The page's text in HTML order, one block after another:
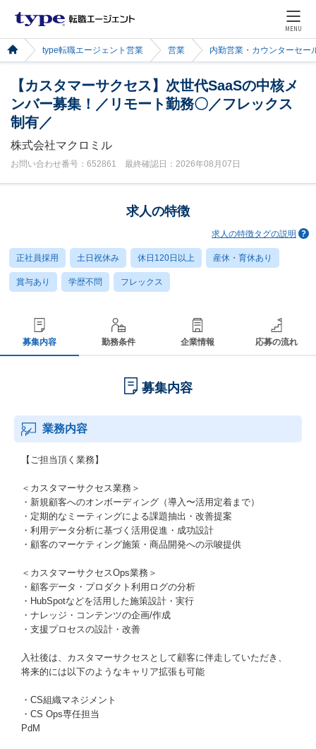
MENU
type転職エージェント営業 営業 内勤営業・カウンターセー
【カスタマーサクセス】次世代SaaSの中核メ
ンバー募集！／リモート勤務〇／フレックス
制有／
株式会社マクロミル
お問い合わせ番号：652861 最終確認日：2026年08月07日
求人の特徴
求人の特徴タグの説明
正社員採用 土日祝休み 休日120日以上 産休・育休あり
賞与あり 学歴不問 フレックス
募集内容 勤務条件 企業情報 応募の流れ
募集内容
業務内容
【ご担当頂く業務】
＜カスタマーサクセス業務＞
・新規顧客へのオンボーディング（導入〜活用定着まで）
・定期的なミーティングによる課題抽出・改善提案
・利用データ分析に基づく活用促進・成功設計
・顧客のマーケティング施策・商品開発への示唆提供
＜カスタマーサクセスOps業務＞
・顧客データ・プロダクト利用ログの分析
・HubSpotなどを活用した施策設計・実行
・ナレッジ・コンテンツの企画/作成
・支援プロセスの設計・改善
入社後は、カスタマーサクセスとして顧客に伴走していただき、
将来的には以下のようなキャリア拡張も可能
・CS組織マネジメント
・CS Ops専任担当
PdM